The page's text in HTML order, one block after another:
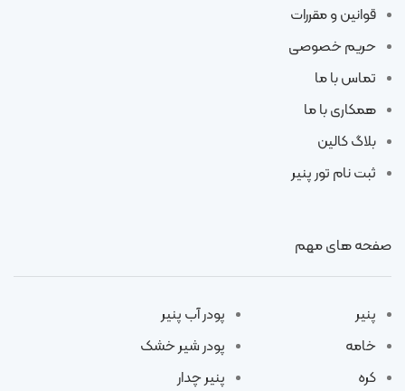
قوانین و مقررات
حریم خصوصی
تماس با ما
همکاری با ما
بلاگ کالین
ثبت نام تور پنیر
صفحه های مهم
پنیر
خامه
کره
پودر آب پنیر
پودر شیر خشک
پنیر چدار